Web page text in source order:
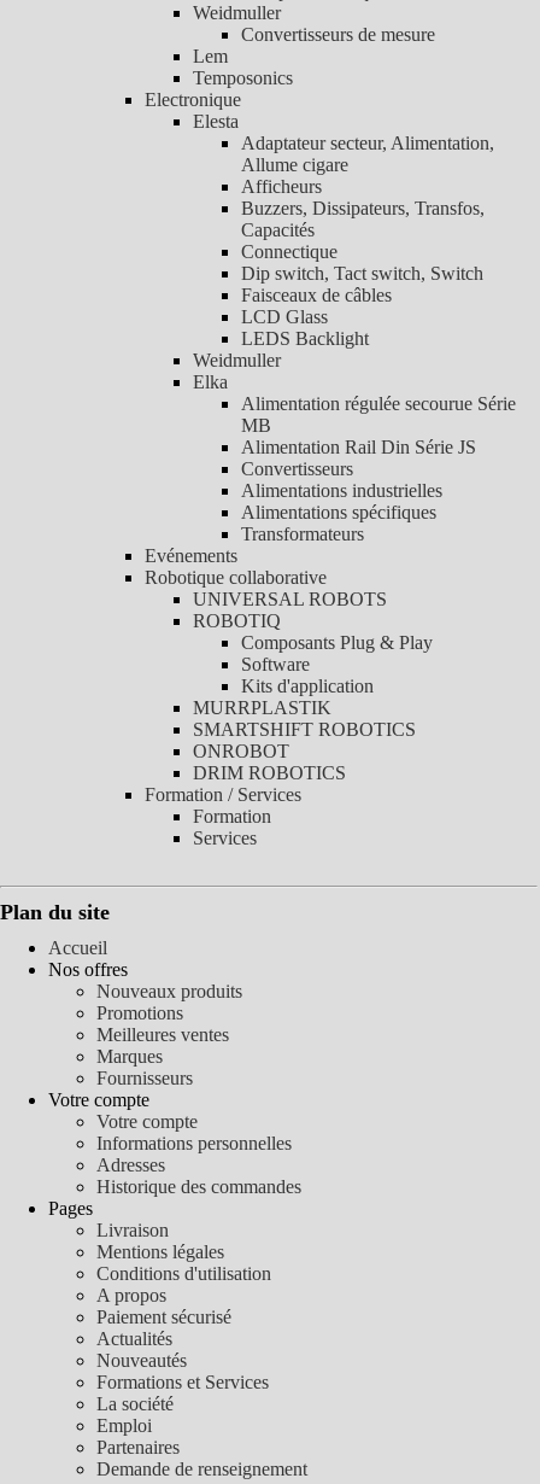
Weidmuller
Convertisseurs de mesure
Lem
Temposonics
Electronique
Elesta
Adaptateur secteur, Alimentation,
Allume cigare
Afficheurs
Buzzers, Dissipateurs, Transfos,
Capacités
Connectique
Dip switch, Tact switch, Switch
Faisceaux de câbles
LCD Glass
LEDS Backlight
Weidmuller
Elka
Alimentation régulée secourue Série
MB
Alimentation Rail Din Série JS
Convertisseurs
Alimentations industrielles
Alimentations spécifiques
Transformateurs
Evénements
Robotique collaborative
UNIVERSAL ROBOTS
ROBOTIQ
Composants Plug & Play
Software
Kits d'application
MURRPLASTIK
SMARTSHIFT ROBOTICS
ONROBOT
DRIM ROBOTICS
Formation / Services
Formation
Services
Plan du site
Accueil
Nos offres
Nouveaux produits
Promotions
Meilleures ventes
Marques
Fournisseurs
Votre compte
Votre compte
Informations personnelles
Adresses
Historique des commandes
Pages
Livraison
Mentions légales
Conditions d'utilisation
A propos
Paiement sécurisé
Actualités
Nouveautés
Formations et Services
La société
Emploi
Partenaires
Demande de renseignement